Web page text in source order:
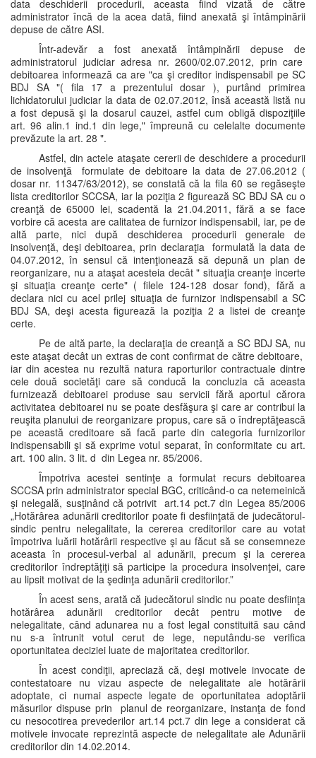
data deschiderii procedurii, aceasta fiind vizată de către
administrator încă de la acea dată, fiind anexată şi întâmpinării
depuse de către ASI.
Într-adevăr a fost anexată întâmpinării depuse de
administratorul judiciar adresa nr. 2600/02.07.2012, prin care
debitoarea informează ca are "ca şi creditor indispensabil pe SC
BDJ SA "( fila 17 a prezentului dosar ), purtând primirea
lichidatorului judiciar la data de 02.07.2012, însă această listă nu
a fost depusă şi la dosarul cauzei, astfel cum obligă dispoziţiile
art. 96 alin.1 ind.1 din lege," împreună cu celelalte documente
prevăzute la art. 28 ".
Astfel, din actele ataşate cererii de deschidere a procedurii
de insolvenţă formulate de debitoare la data de 27.06.2012 (
dosar nr. 11347/63/2012), se constată că la fila 60 se regăseşte
lista creditorilor SCCSA, iar la poziţia 2 figurează SC BDJ SA cu o
creanţă de 65000 lei, scadentă la 21.04.2011, fără a se face
vorbire că acesta are calitatea de furnizor indispensabil, iar, pe de
altă parte, nici după deschiderea procedurii generale de
insolvenţă, deşi debitoarea, prin declaraţia formulată la data de
04.07.2012, în sensul că intenţionează să depună un plan de
reorganizare, nu a ataşat acesteia decât " situaţia creanţe incerte
şi situaţia creanţe certe" ( filele 124-128 dosar fond), fără a
declara nici cu acel prilej situaţia de furnizor indispensabil a SC
BDJ SA, deşi acesta figurează la poziţia 2 a listei de creanţe
certe.
Pe de altă parte, la declaraţia de creanţă a SC BDJ SA, nu
este ataşat decât un extras de cont confirmat de către debitoare,
iar din acestea nu rezultă natura raporturilor contractuale dintre
cele două societăţi care să conducă la concluzia că aceasta
furnizează debitoarei produse sau servicii fără aportul cărora
activitatea debitoarei nu se poate desfăşura şi care ar contribui la
reuşita planului de reorganizare propus, care să o îndreptăţească
pe această creditoare să facă parte din categoria furnizorilor
indispensabili şi să exprime votul separat, în conformitate cu art.
art. 100 alin. 3 lit. d din Legea nr. 85/2006.
Împotriva acestei sentinţe a formulat recurs debitoarea
SCCSA prin administrator special BGC, criticând-o ca netemeinică
şi nelegală, susţinând că potrivit art.14 pct.7 din Legea 85/2006
„Hotărârea adunării creditorilor poate fi desfiinţată de judecătorul-
sindic pentru nelegalitate, la cererea creditorilor care au votat
împotriva luării hotărârii respective şi au făcut să se consemneze
aceasta în procesul-verbal al adunării, precum şi la cererea
creditorilor îndreptăţiţi să participe la procedura insolvenţei, care
au lipsit motivat de la şedinţa adunării creditorilor.”
În acest sens, arată că judecătorul sindic nu poate desfiinţa
hotărârea adunării creditorilor decât pentru motive de
nelegalitate, când adunarea nu a fost legal constituită sau când
nu s-a întrunit votul cerut de lege, neputându-se verifica
oportunitatea deciziei luate de majoritatea creditorilor.
În acest condiţii, apreciază că, deşi motivele invocate de
contestatoare nu vizau aspecte de nelegalitate ale hotărârii
adoptate, ci numai aspecte legate de oportunitatea adoptării
măsurilor dispuse prin planul de reorganizare, instanţa de fond
cu nesocotirea prevederilor art.14 pct.7 din lege a considerat că
motivele invocate reprezintă aspecte de nelegalitate ale Adunării
creditorilor din 14.02.2014.